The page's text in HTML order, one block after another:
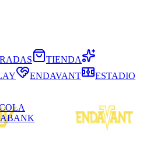
TIENDA
ENDAVANT ESTADIO